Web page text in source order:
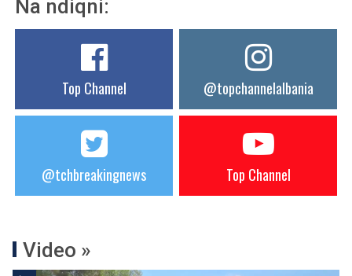
Na ndiqni:
Top Channel @topchannelalbania
@tchbreakingnews Top Channel
Video »